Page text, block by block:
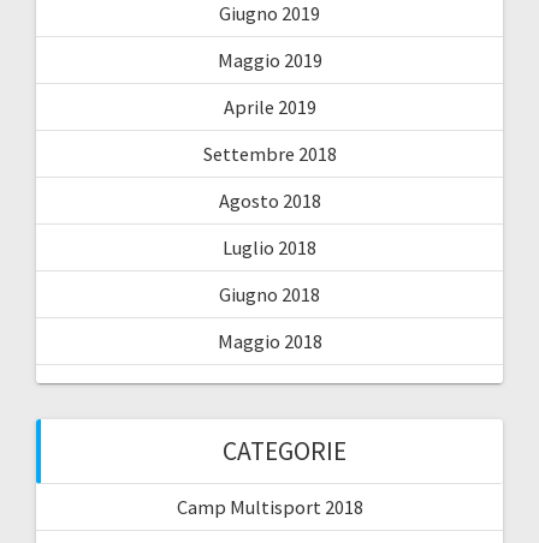
Giugno 2019
Maggio 2019
Aprile 2019
Settembre 2018
Agosto 2018
Luglio 2018
Giugno 2018
Maggio 2018
CATEGORIE
Camp Multisport 2018